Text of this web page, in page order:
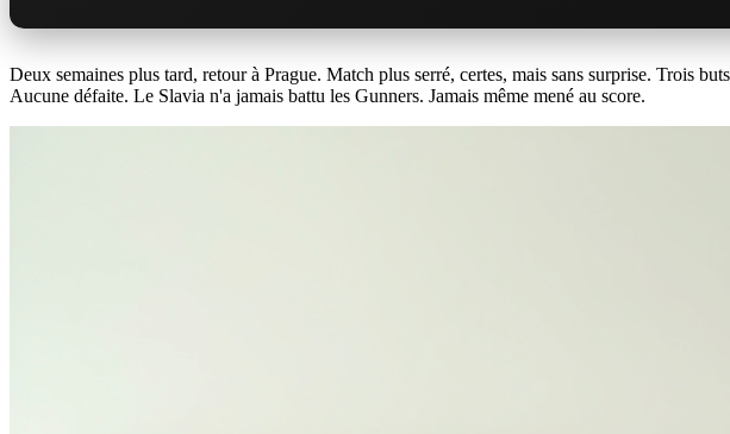
Deux semaines plus tard, retour à Prague. Match plus serré, certes, mais sans surprise. Trois
Aucune défaite. Le Slavia n'a jamais battu les Gunners. Jamais même mené au score.